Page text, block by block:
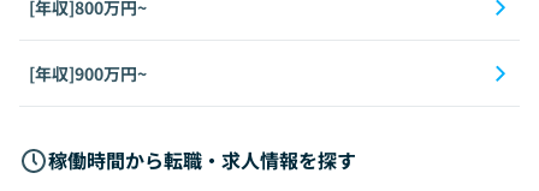
[年収]800万円~
[年収]900万円~
稼働時間から転職・求人情報を探す